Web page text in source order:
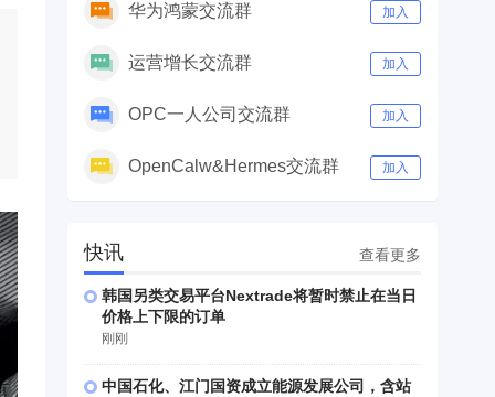
华为鸿蒙交流群 加入
运营增长交流群 加入
OPC一人公司交流群 加入
OpenCalw&Hermes交流群 加入
快讯 查看更多
韩国另类交易平台Nextrade将暂时禁止在当日
价格上下限的订单
刚刚
中国石化、江门国资成立能源发展公司，含站